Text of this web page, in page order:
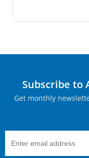
Subscribe to
Get monthly